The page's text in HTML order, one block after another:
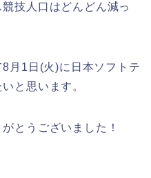
技人口はどんどん減っ
月1日(火)に日本ソフトテ
と思います。
とうございました！